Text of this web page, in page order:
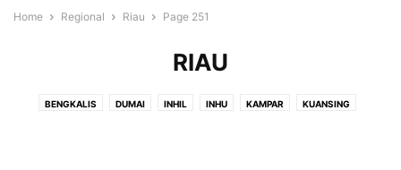
Home Regional Riau Page 251
RIAU
BENGKALIS DUMAI INHIL INHU KAMPAR KUANSING